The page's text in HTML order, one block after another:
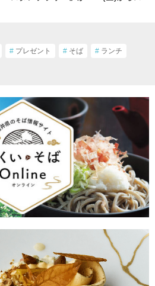
# プレゼント # そば # ランチ